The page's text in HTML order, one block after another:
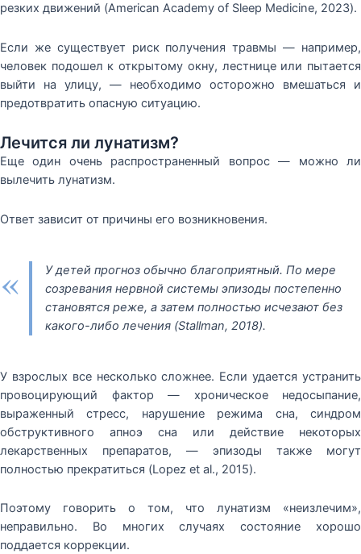
резких движений (American Academy of Sleep Medicine, 2023).
Если же существует риск получения травмы — например,
человек подошел к открытому окну, лестнице или пытается
выйти на улицу, — необходимо осторожно вмешаться и
предотвратить опасную ситуацию.
Лечится ли лунатизм?
Еще один очень распространенный вопрос — можно ли
вылечить лунатизм.
Ответ зависит от причины его возникновения.
«
У детей прогноз обычно благоприятный. По мере
созревания нервной системы эпизоды постепенно
становятся реже, а затем полностью исчезают без
какого-либо лечения (Stallman, 2018).
У взрослых все несколько сложнее. Если удается устранить
провоцирующий фактор — хроническое недосыпание,
выраженный стресс, нарушение режима сна, синдром
обструктивного апноэ сна или действие некоторых
лекарственных препаратов, — эпизоды также могут
полностью прекратиться (Lopez et al., 2015).
Поэтому говорить о том, что лунатизм «неизлечим»,
неправильно. Во многих случаях состояние хорошо
поддается коррекции.